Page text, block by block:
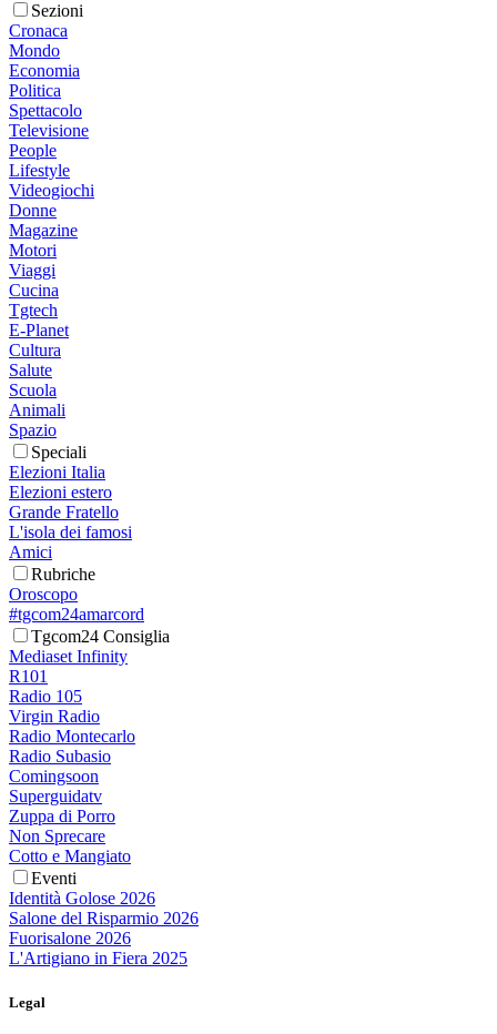
Sezioni
Cronaca
Mondo
Economia
Politica
Spettacolo
Televisione
People
Lifestyle
Videogiochi
Donne
Magazine
Motori
Viaggi
Cucina
Tgtech
E-Planet
Cultura
Salute
Scuola
Animali
Spazio
Speciali
Elezioni Italia
Elezioni estero
Grande Fratello
L'isola dei famosi
Amici
Rubriche
Oroscopo
#tgcom24amarcord
Tgcom24 Consiglia
Mediaset Infinity
R101
Radio 105
Virgin Radio
Radio Montecarlo
Radio Subasio
Comingsoon
Superguidatv
Zuppa di Porro
Non Sprecare
Cotto e Mangiato
Eventi
Identità Golose 2026
Salone del Risparmio 2026
Fuorisalone 2026
L'Artigiano in Fiera 2025
Legal